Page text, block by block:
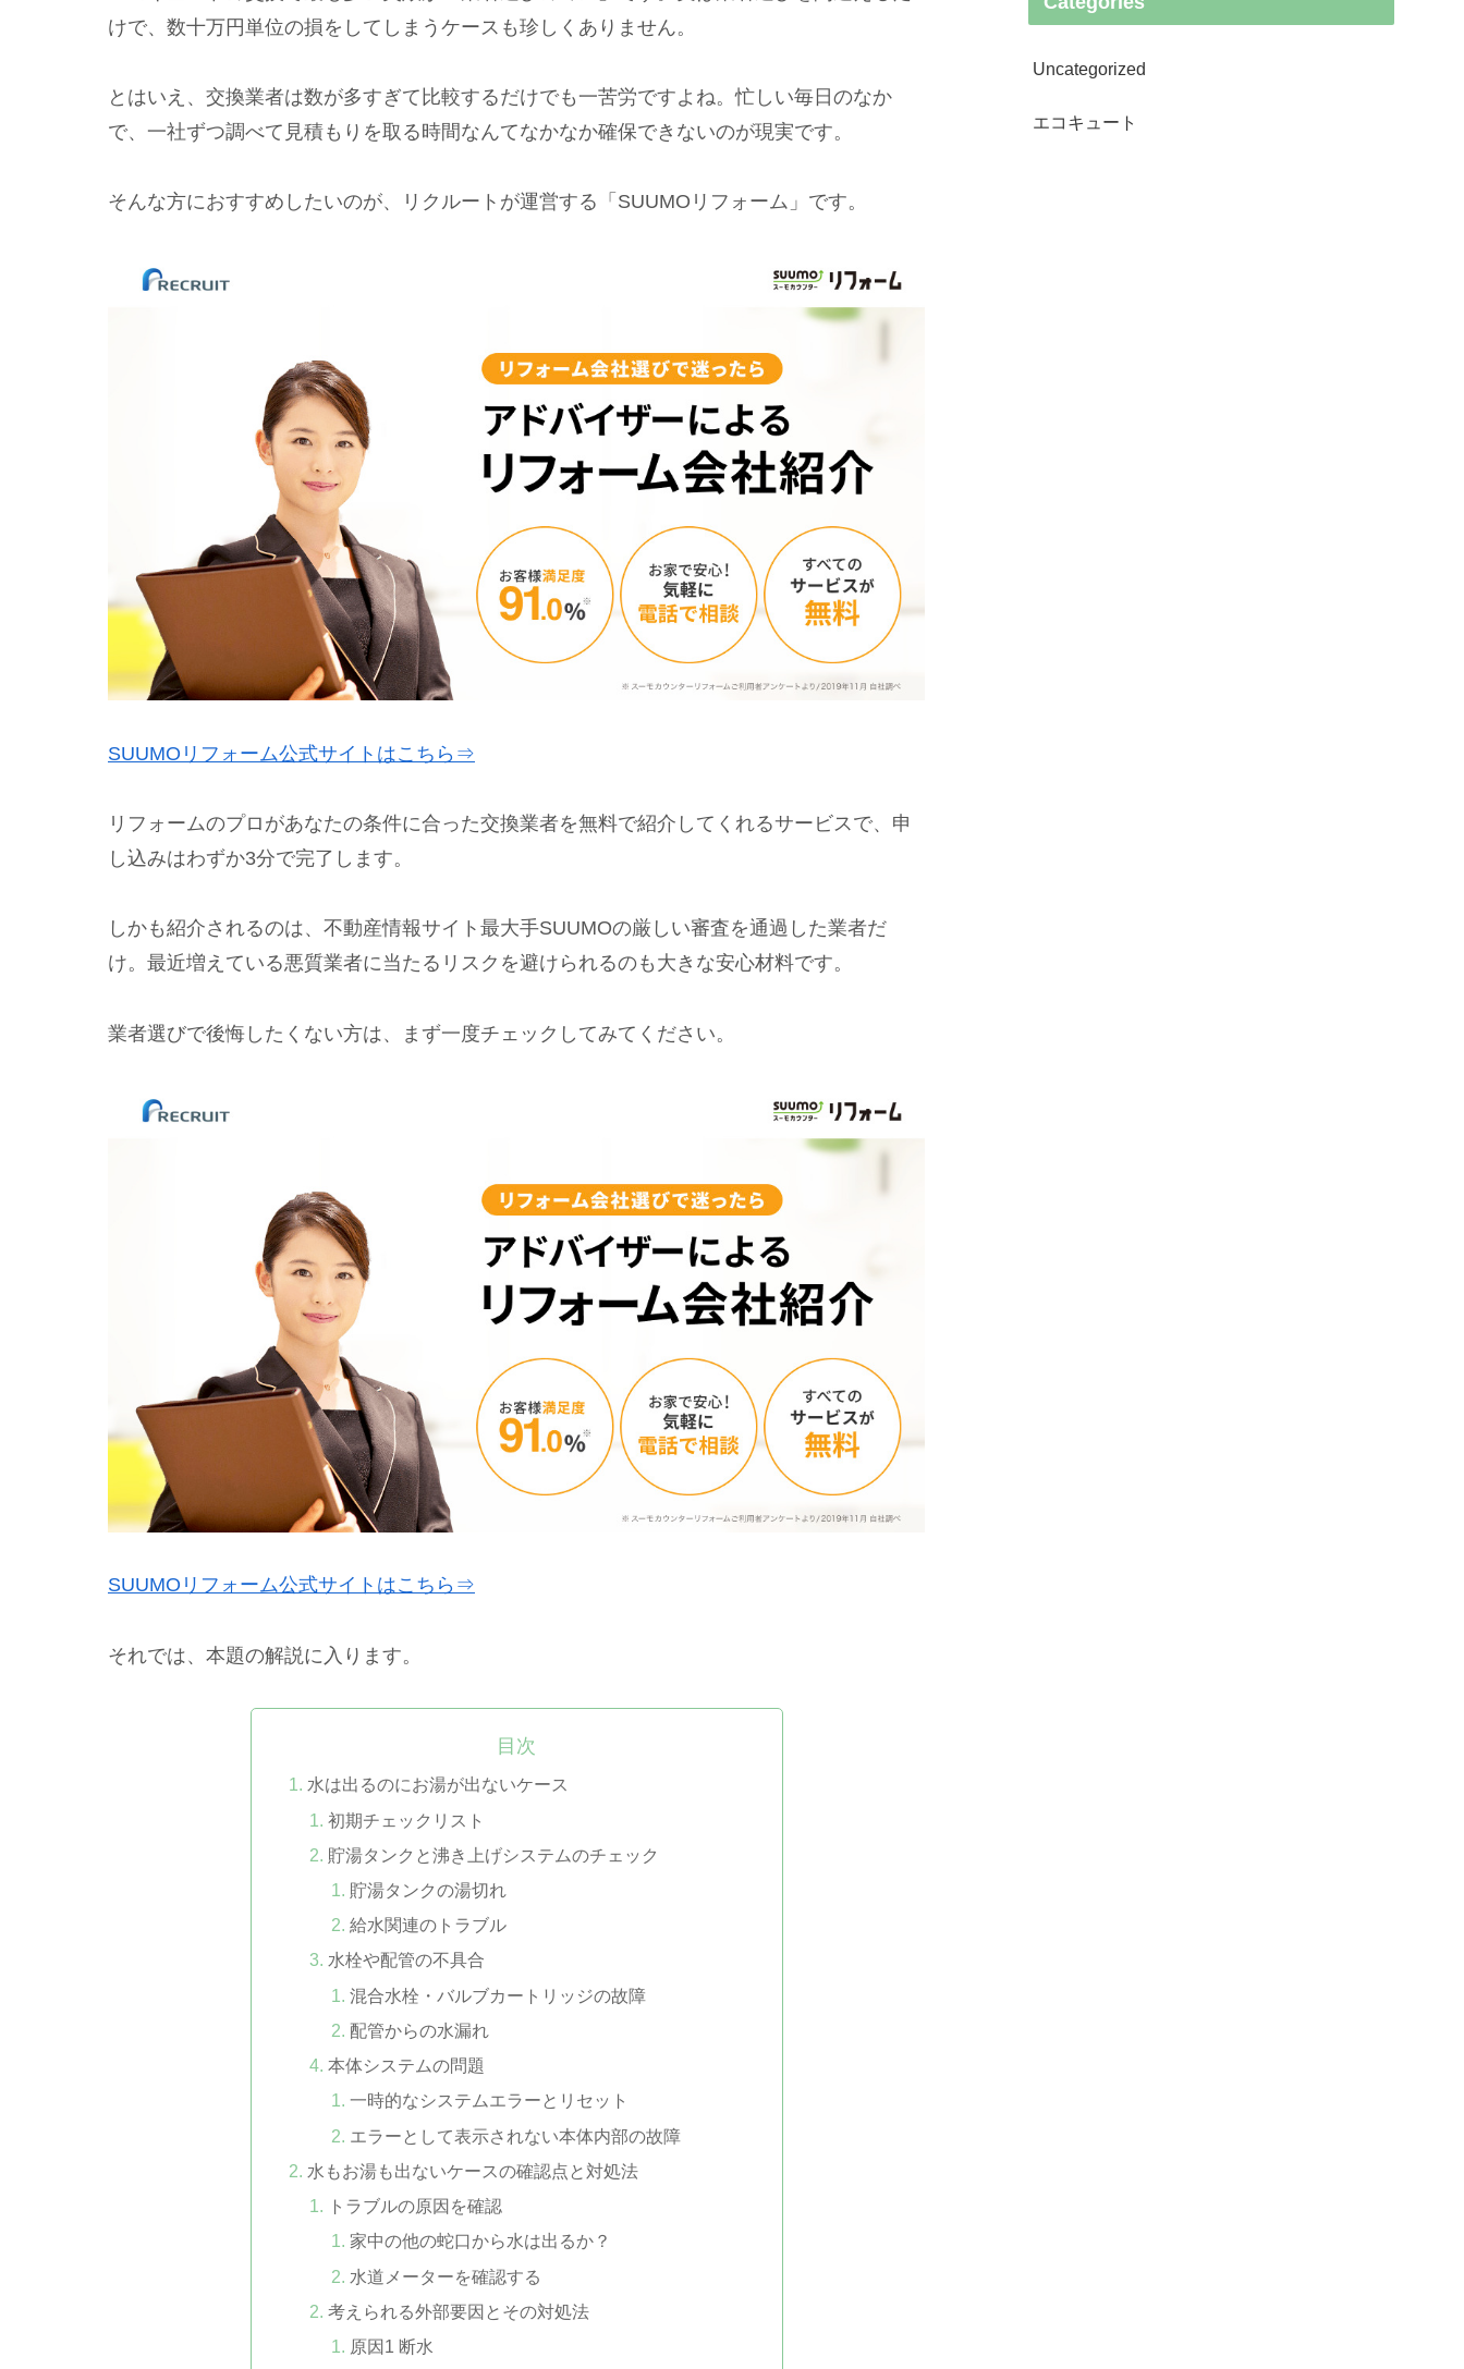
けで、数十万円単位の損をしてしまうケースも珍しくありません。
とはいえ、交換業者は数が多すぎて比較するだけでも一苦労ですよね。忙しい毎日のなか
で、一社ずつ調べて見積もりを取る時間なんてなかなか確保できないのが現実です。
そんな方におすすめしたいのが、リクルートが運営する「SUUMOリフォーム」です。
SUUMOリフォーム公式サイトはこちら⇒
リフォームのプロがあなたの条件に合った交換業者を無料で紹介してくれるサービスで、申
し込みはわずか3分で完了します。
しかも紹介されるのは、不動産情報サイト最大手SUUMOの厳しい審査を通過した業者だ
け。最近増えている悪質業者に当たるリスクを避けられるのも大きな安心材料です。
業者選びで後悔したくない方は、まず一度チェックしてみてください。
SUUMOリフォーム公式サイトはこちら⇒
それでは、本題の解説に入ります。
目次
水は出るのにお湯が出ないケース
初期チェックリスト
貯湯タンクと沸き上げシステムのチェック
貯湯タンクの湯切れ
給水関連のトラブル
水栓や配管の不具合
混合水栓・バルブカートリッジの故障
配管からの水漏れ
本体システムの問題
一時的なシステムエラーとリセット
エラーとして表示されない本体内部の故障
水もお湯も出ないケースの確認点と対処法
トラブルの原因を確認
家中の他の蛇口から水は出るか？
水道メーターを確認する
考えられる外部要因とその対処法
原因1 断水
Uncategorized
エコキュート